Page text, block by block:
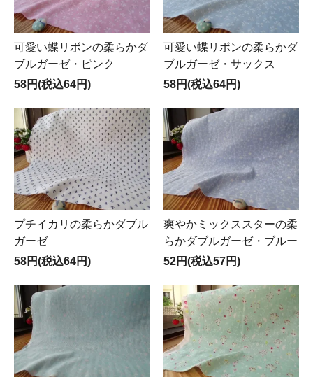
可愛い蝶リボンの柔らかダ
ブルガーゼ・ピンク
58円(税込64円)
可愛い蝶リボンの柔らかダ
ブルガーゼ・サックス
58円(税込64円)
プチイカリの柔らかダブル
ガーゼ
58円(税込64円)
爽やかミックススターの柔
らかダブルガーゼ・ブルー
52円(税込57円)